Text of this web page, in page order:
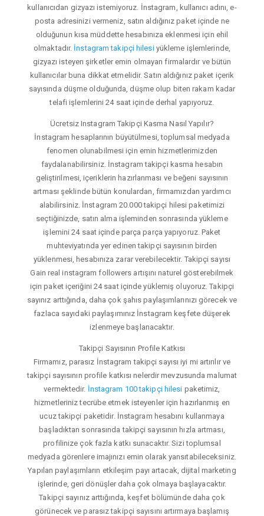
kullanıcıdan gizyazı istemiyoruz. İnstagram, kullanıcı adını, e-
posta adresinizi vermeniz, satın aldığınız paket içinde ne
olduğunun kısa müddette hesabınıza eklenmesi için ehil
olmaktadır. İnstagram takipçi hilesiyükleme işlemlerinde,
gizyazı isteyen şirketler emin olmayan firmalardır ve bütün
kullanıcılar buna dikkat etmelidir. Satın aldığınız paket içerik
sayısında düşme olduğunda, düşme olup biten rakam kadar
telafi işlemlerini 24 saat içinde derhal yapıyoruz.
Ücretsiz Instagram Takipçi Kasma Nasıl Yapılır?
İnstagram hesaplarının büyütülmesi, toplumsal medyada
fenomen olunabilmesi için emin hizmetlerimizden
faydalanabilirsiniz. İnstagram takipçi kasma hesabın
geliştirilmesi, içeriklerin hazırlanması ve beğeni sayısının
artması şeklinde bütün konulardan, firmamızdan yardımcı
alabilirsiniz. İnstagram 20.000 takipçi hilesi paketimizi
seçtiğinizde, satın alma işleminden sonrasında yükleme
işlemini 24 saat içinde parça parça yapıyoruz. Paket
muhteviyatında yer edinen takipçi sayısının birden
yüklenmesi, hesabınıza zarar verebilecektir. Takipçi sayısı
Gain real instagram followers artışını naturel gösterebilmek
için paket içeriğini 24 saat içinde yüklemiş oluyoruz. Takipçi
sayınız arttığında, daha çok şahıs paylaşımlarınızı görecek ve
fazlaca sayıdaki paylaşımınız İnstagram keşfete düşerek
izlenmeye başlanacaktır.
Takipçi Sayısının Profile Katkısı
Firmamız, parasız İnstagram takipçi sayısı iyi mi artırılır ve
takipçi sayısının profile katkısı nelerdir mevzusunda malumat
vermektedir. İnstagram 100 takipçi hilesi paketimiz,
hizmetleriniz tecrübe etmek isteyenler için hazırlanmış en
ucuz takipçi paketidir. İnstagram hesabını kullanmaya
başladıktan sonrasında takipçi sayısının hızla artması,
profilinize çok fazla katkı sunacaktır. Sizi toplumsal
medyada görenlere imajınızı emin olarak yansıtabileceksiniz.
Yapılan paylaşımların etkileşim payı artacak, dijital marketing
işlerinde, geri dönüşler daha çok olmaya başlayacaktır.
Takipçi sayınız arttığında, keşfet bölümünde daha çok
görünecek ve parasız takipçi sayısını artırmaya başlamış